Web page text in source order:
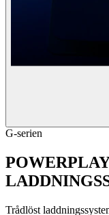
G-serien
Trådlöst